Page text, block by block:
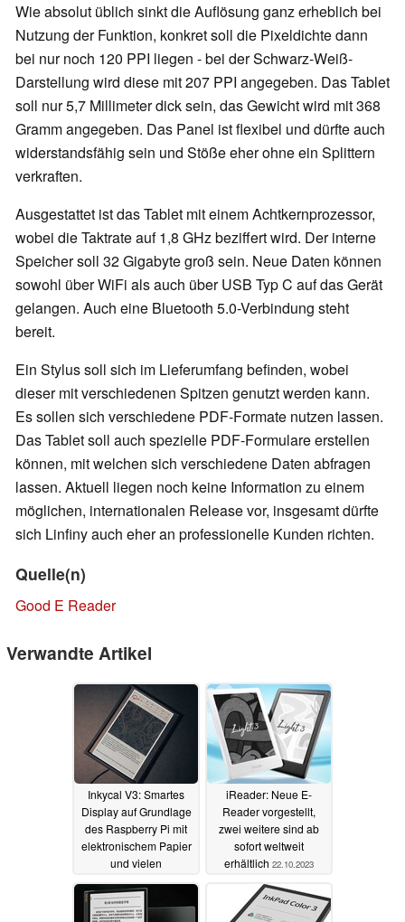
Wie absolut üblich sinkt die Auflösung ganz erheblich bei
Nutzung der Funktion, konkret soll die Pixeldichte dann
bei nur noch 120 PPI liegen - bei der Schwarz-Weiß-
Darstellung wird diese mit 207 PPI angegeben. Das Tablet
soll nur 5,7 Millimeter dick sein, das Gewicht wird mit 368
Gramm angegeben. Das Panel ist flexibel und dürfte auch
widerstandsfähig sein und Stöße eher ohne ein Splittern
verkraften.
Ausgestattet ist das Tablet mit einem Achtkernprozessor,
wobei die Taktrate auf 1,8 GHz beziffert wird. Der interne
Speicher soll 32 Gigabyte groß sein. Neue Daten können
sowohl über WiFi als auch über USB Typ C auf das Gerät
gelangen. Auch eine Bluetooth 5.0-Verbindung steht
bereit.
Ein Stylus soll sich im Lieferumfang befinden, wobei
dieser mit verschiedenen Spitzen genutzt werden kann.
Es sollen sich verschiedene PDF-Formate nutzen lassen.
Das Tablet soll auch spezielle PDF-Formulare erstellen
können, mit welchen sich verschiedene Daten abfragen
lassen. Aktuell liegen noch keine Information zu einem
möglichen, internationalen Release vor, insgesamt dürfte
sich Linfiny auch eher an professionelle Kunden richten.
Quelle(n)
Good E Reader
Verwandte Artikel
Inkycal V3: Smartes
Display auf Grundlage
des Raspberry Pi mit
elektronischem Papier
und vielen
Möglichkeiten16.12.2023
iReader: Neue E-
Reader vorgestellt,
zwei weitere sind ab
sofort weltweit
erhältlich 22.10.2023